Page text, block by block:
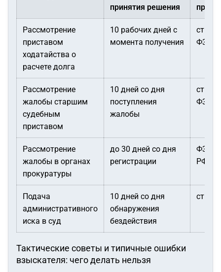
принятия решения
права
Рассмотрение
приставом
ходатайства о
расчете долга
10 рабочих дней с
момента получения
ст.
ФЗ
Рассмотрение
жалобы старшим
судебным
приставом
10 дней со дня
поступления
жалобы
ст.
ФЗ
Рассмотрение
жалобы в органах
прокуратуры
до 30 дней со дня
регистрации
ФЗ «О
РФ»
Подача
административного
иска в суд
10 дней со дня
обнаружения
бездействия
ст.
Тактические советы и типичные ошибки
взыскателя: чего делать нельзя